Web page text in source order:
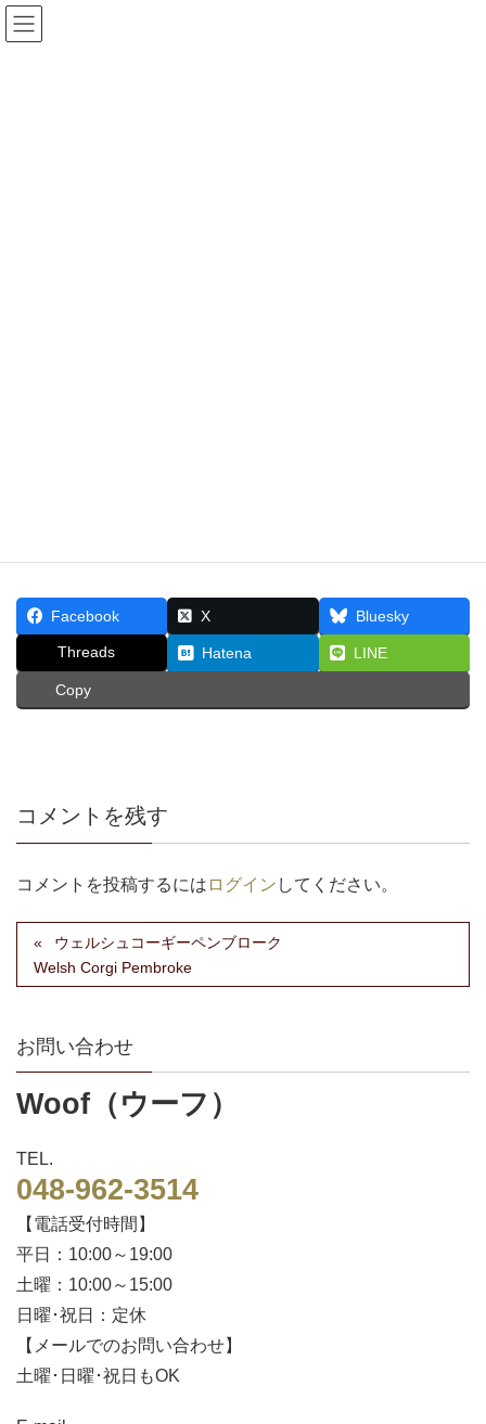
Facebook X Bluesky
Threads Hatena LINE
Copy
コメントを残す
コメントを投稿するには ログイン してください。
ウェルシュコーギーペンブローク
Welsh Corgi Pembroke
お問い合わせ
Woof（ウーフ）
TEL.
048-962-3514
【電話受付時間】
平日：10:00～19:00
土曜：10:00～15:00
日曜･祝日：定休
【メールでのお問い合わせ】
土曜･日曜･祝日もOK